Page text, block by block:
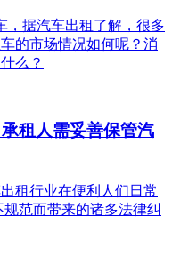
，据汽车出租了解，很多
的市场情况如何呢？消
么？
租人需妥善保管汽
租行业在便利人们日常
范而带来的诸多法律纠